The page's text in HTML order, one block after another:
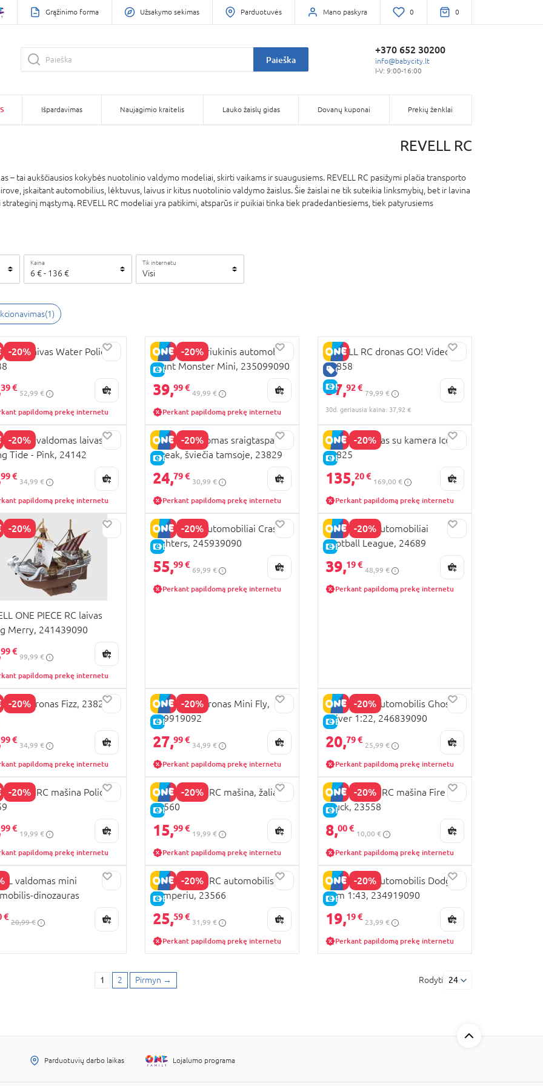
Grąžinimo forma Užsakymo sekimas Parduotuvės Mano paskyra 0 0
Paieška
+370 652 30200
info@babycity.lt
I-V: 9:00-16:00
Išpardavimas Naujagimio kraitelis Lauko žaislų gidas Dovanų kuponai Prekių ženklai
REVELL RC
– tai aukščiausios kokybės nuotolinio valdymo modeliai, skirti vaikams ir suaugusiems. REVELL RC pasižymi plačia transporto
įskaitant automobilius, lėktuvus, laivus ir kitus nuotolinio valdymo žaislus. Šie žaislai ne tik suteikia linksmybių, bet ir lavina
mąstymą. REVELL RC modeliai yra patikimi, atsparūs ir puikiai tinka tiek pradedantiesiems, tiek patyrusiems
Kaina
6 €- 136 €
Tik internetu
Visi
(1)
-20%
RC laivas Water Police,
39 €
52,99 €
papildomą prekę internetu
-20%
E-KAINA
REVELL RC triukinis automobilis
Stunt Monster Mini, 235099090
39,99 €
49,99 €
Perkant papildomą prekę internetu
GERA KAINA
E-KAINA
REVELL RC dronas GO! Video,
23858
37,92 €
79,99 €
30d. geriausia kaina: 37,92 €
-20%
1:24 valdomas laivas
Tide - Pink, 24142
99 €
34,99 €
papildomą prekę internetu
-20%
E-KAINA
REVELL valdomas sraigtasparnis
Streak, šviečia tamsoje, 23829
24,79 €
30,99 €
Perkant papildomą prekę internetu
-20%
E-KAINA
REVELL dronas su kamera Icon,
23825
135,20 €
169,00 €
Perkant papildomą prekę internetu
-20%
ONE PIECE RC laivas
Merry, 241439090
99 €
99,99 €
papildomą prekę internetu
-20%
E-KAINA
REVELL RC automobiliai Crash
Fighters, 245939090
55,99 €
69,99 €
Perkant papildomą prekę internetu
-20%
E-KAINA
REVELL RC automobiliai
Football League, 24689
39,19 €
48,99 €
Perkant papildomą prekę internetu
-20%
RC dronas Fizz, 23823
99 €
34,99 €
papildomą prekę internetu
-20%
E-KAINA
REVELL RC dronas Mini Fly,
239919092
27,99 €
34,99 €
Perkant papildomą prekę internetu
-20%
E-KAINA
REVELL RC automobilis Ghost
Driver 1:22, 246839090
20,79 €
25,99 €
Perkant papildomą prekę internetu
-20%
mini RC mašina Police,
99 €
19,99 €
papildomą prekę internetu
-20%
E-KAINA
REVELL mini RC mašina, žalia,
23560
15,99 €
19,99 €
Perkant papildomą prekę internetu
-20%
E-KAINA
REVELL mini RC mašina Fire
Truck, 23558
8,00 €
10,00 €
Perkant papildomą prekę internetu
valdomas mini
dinozauras
23563
€
20,99 €
-20%
E-KAINA
REVELL mini RC automobilis su
kemperiu, 23566
25,59 €
31,99 €
Perkant papildomą prekę internetu
-20%
E-KAINA
REVELL RC automobilis Dodge
Ram 1:43, 234919090
19,19 €
23,99 €
Perkant papildomą prekę internetu
1 2 Pirmyn → Rodyti 24
Parduotuvių darbo laikas Lojalumo programa